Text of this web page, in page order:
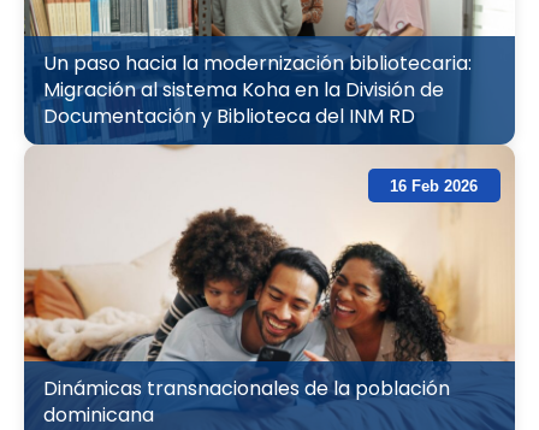
Un paso hacia la modernización bibliotecaria:
Migración al sistema Koha en la División de
Documentación y Biblioteca del INM RD
16 Feb 2026
Dinámicas transnacionales de la población
dominicana